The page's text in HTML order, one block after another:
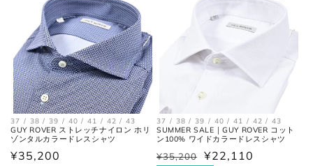
37 / 38 / 39 / 40 / 41 / 42 / 43
GUY ROVER ストレッチナイロン ホリ
ゾンタルカラードレスシャツ
通
¥35,200
37 / 38 / 39 / 40 / 41 / 42 / 43
SUMMER SALE｜GUY ROVER コット
ン100% ワイドカラードレスシャツ
通
¥35,200
セ
¥22,110
ヒール
高さ
ヒールの上端と下端を結んだ長
さ。